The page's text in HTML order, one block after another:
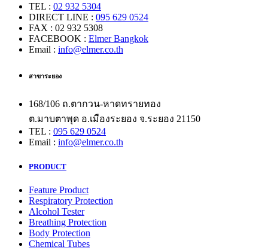
TEL : 02 932 5304
DIRECT LINE : 095 629 0524
FAX : 02 932 5308
FACEBOOK : Elmer Bangkok
Email : info@elmer.co.th
สาขาระยอง
168/106 ถ.ตากวน-หาดทรายทอง
ต.มาบตาพุด อ.เมืองระยอง จ.ระยอง 21150
TEL : 095 629 0524
Email : info@elmer.co.th
PRODUCT
Feature Product
Respiratory Protection
Alcohol Tester
Breathing Protection
Body Protection
Chemical Tubes